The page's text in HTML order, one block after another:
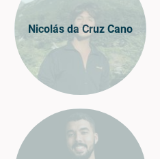
Nicolás da Cruz Cano